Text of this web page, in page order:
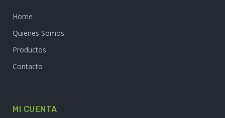
Home
Quienes Somos
Productos
Contacto
MI CUENTA